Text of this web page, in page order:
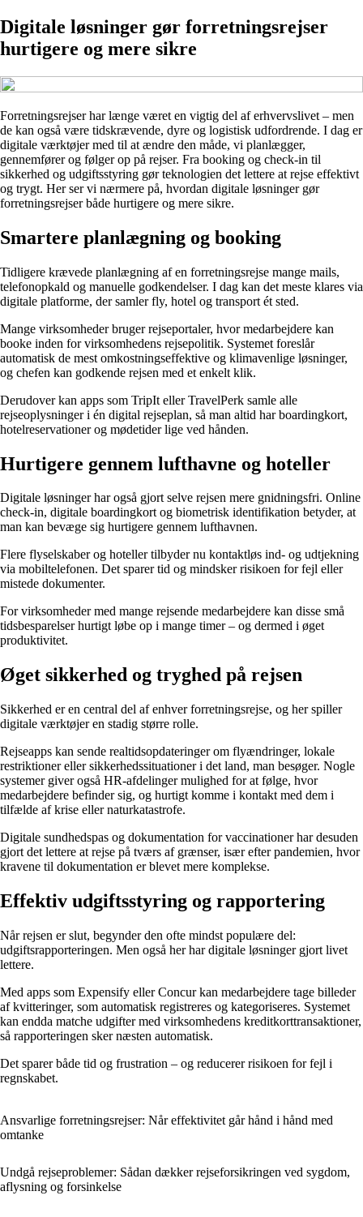
Digitale løsninger gør forretningsrejser
hurtigere og mere sikre
Forretningsrejser har længe været en vigtig del af erhvervslivet – men
de kan også være tidskrævende, dyre og logistisk udfordrende. I dag er
digitale værktøjer med til at ændre den måde, vi planlægger,
gennemfører og følger op på rejser. Fra booking og check-in til
sikkerhed og udgiftsstyring gør teknologien det lettere at rejse effektivt
og trygt. Her ser vi nærmere på, hvordan digitale løsninger gør
forretningsrejser både hurtigere og mere sikre.
Smartere planlægning og booking
Tidligere krævede planlægning af en forretningsrejse mange mails,
telefonopkald og manuelle godkendelser. I dag kan det meste klares via
digitale platforme, der samler fly, hotel og transport ét sted.
Mange virksomheder bruger rejseportaler, hvor medarbejdere kan
booke inden for virksomhedens rejsepolitik. Systemet foreslår
automatisk de mest omkostningseffektive og klimavenlige løsninger,
og chefen kan godkende rejsen med et enkelt klik.
Derudover kan apps som TripIt eller TravelPerk samle alle
rejseoplysninger i én digital rejseplan, så man altid har boardingkort,
hotelreservationer og mødetider lige ved hånden.
Hurtigere gennem lufthavne og hoteller
Digitale løsninger har også gjort selve rejsen mere gnidningsfri. Online
check-in, digitale boardingkort og biometrisk identifikation betyder, at
man kan bevæge sig hurtigere gennem lufthavnen.
Flere flyselskaber og hoteller tilbyder nu kontaktløs ind- og udtjekning
via mobiltelefonen. Det sparer tid og mindsker risikoen for fejl eller
mistede dokumenter.
For virksomheder med mange rejsende medarbejdere kan disse små
tidsbesparelser hurtigt løbe op i mange timer – og dermed i øget
produktivitet.
Øget sikkerhed og tryghed på rejsen
Sikkerhed er en central del af enhver forretningsrejse, og her spiller
digitale værktøjer en stadig større rolle.
Rejseapps kan sende realtidsopdateringer om flyændringer, lokale
restriktioner eller sikkerhedssituationer i det land, man besøger. Nogle
systemer giver også HR-afdelinger mulighed for at følge, hvor
medarbejdere befinder sig, og hurtigt komme i kontakt med dem i
tilfælde af krise eller naturkatastrofe.
Digitale sundhedspas og dokumentation for vaccinationer har desuden
gjort det lettere at rejse på tværs af grænser, især efter pandemien, hvor
kravene til dokumentation er blevet mere komplekse.
Effektiv udgiftsstyring og rapportering
Når rejsen er slut, begynder den ofte mindst populære del:
udgiftsrapporteringen. Men også her har digitale løsninger gjort livet
lettere.
Med apps som Expensify eller Concur kan medarbejdere tage billeder
af kvitteringer, som automatisk registreres og kategoriseres. Systemet
kan endda matche udgifter med virksomhedens kreditkorttransaktioner,
så rapporteringen sker næsten automatisk.
Det sparer både tid og frustration – og reducerer risikoen for fejl i
regnskabet.
Ansvarlige forretningsrejser: Når effektivitet går hånd i hånd med
omtanke
Undgå rejseproblemer: Sådan dækker rejseforsikringen ved sygdom,
aflysning og forsinkelse